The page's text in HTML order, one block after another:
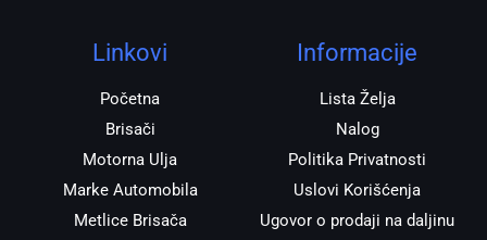
r
a
Linkovi
Početna
Brisači
Motorna Ulja
Marke Automobila
Metlice Brisača
Informacije
Lista Želja
Nalog
Politika Privatnosti
Uslovi Korišćenja
Ugovor o prodaji na daljinu